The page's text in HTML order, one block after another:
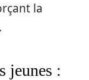
la
jeunes :